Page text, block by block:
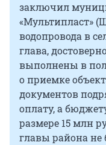
заключил
«Мультипласт»
водопровода в
глава,
выполнены в
о приемке
документов
оплату, а
размере 15 млн
главы района